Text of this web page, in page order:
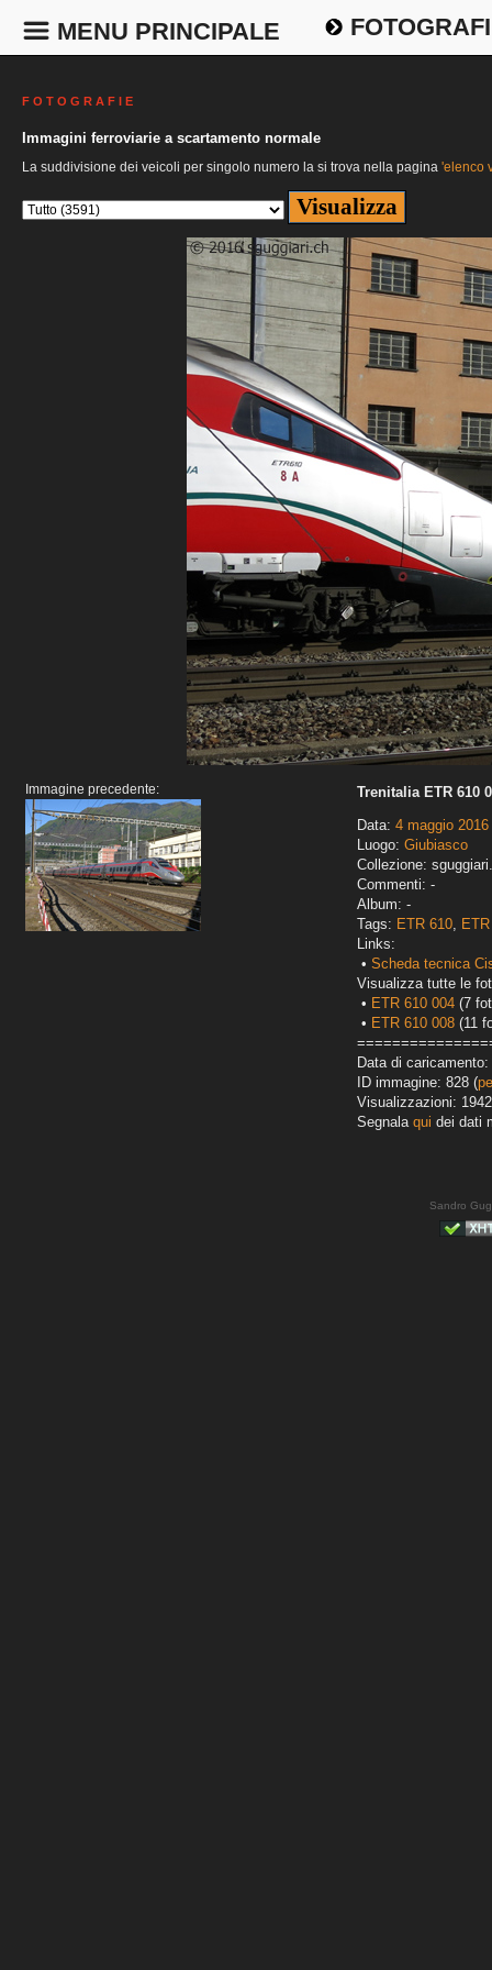
MENU PRINCIPALE
F O T O G R A F I E
Immagini ferroviarie a scartamento normale
La suddivisione dei veicoli per singolo numero la si trova nella pagina 'elenco
Immagine precedente:
Trenitalia ETR 610
Data: 4 maggio 2016
Luogo: Giubiasco
Collezione:
Commenti: -
Album: -
Tags: ETR 610,
Links:
• Scheda tecnica
Visualizza tutte le
• ETR 610 004 (7
• ETR 610 008 (11
Data di caricamento:
ID immagine: 828 (
Visualizzazioni: 1942
Segnala qui dei dati
Sandro